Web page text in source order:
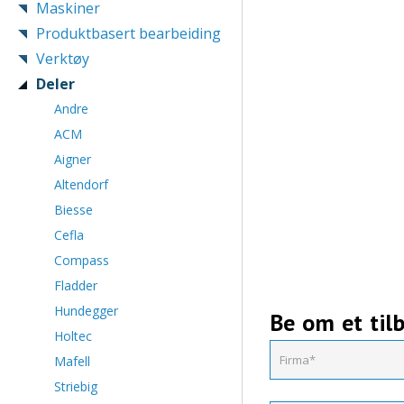
Maskiner
Produktbasert bearbeiding
Verktøy
Deler
Andre
ACM
Aigner
Altendorf
Biesse
Cefla
Compass
Fladder
Hundegger
Holtec
Mafell
Striebig
Be om et